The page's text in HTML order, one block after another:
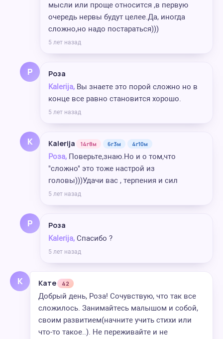
мысли или проще относится ,в первую
очередь нервы будут целее.Да, иногда
сложно,но надо постараться)))
5 лет назад
Р Роза
Kalerija, Вы знаете это порой сложно но в
конце все равно становится хорошо.
5 лет назад
K Kalerija 14г8м 6г3м 4г10м
Роза, Поверьте,знаю.Но и о том,что
"сложно" это тоже настрой из
головы)))Удачи вас , терпения и сил
5 лет назад
Р Роза
Kalerija, Спасибо ?
5 лет назад
К Кате 42
Добрый день, Роза! Сочувствую, что так все
сложилось. Занимайтесь малышом и собой,
своим развитием(начните учить стихи или
что-то такое..). Не переживайте и не